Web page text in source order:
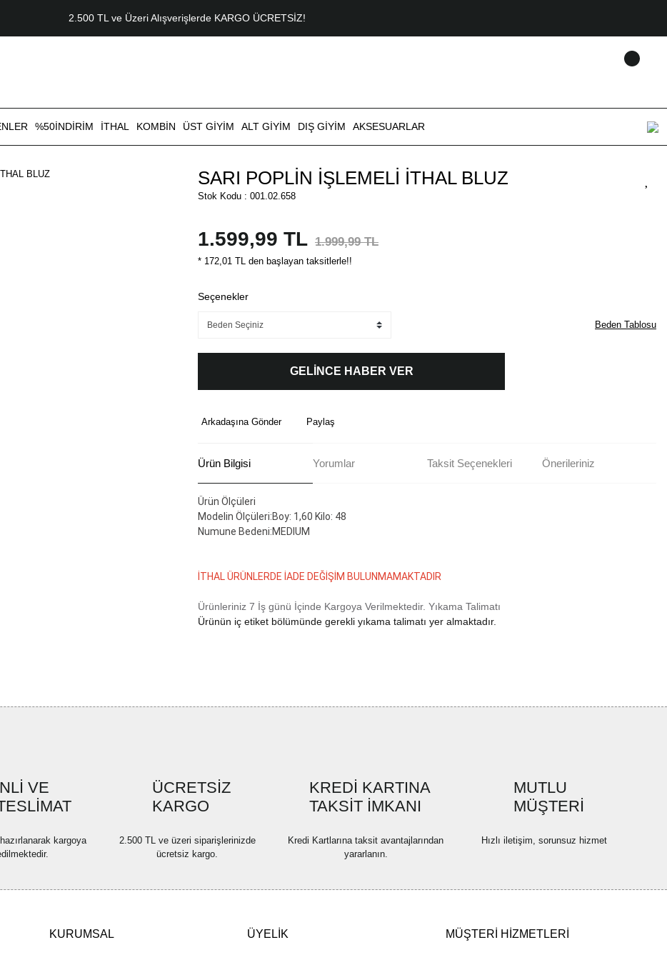
2.500 TL ve Üzeri Alışverişlerde KARGO ÜCRETSİZ!
%50İNDİRİM İTHAL KOMBİN ÜST GİYİM ALT GİYİM DIŞ GİYİM AKSESUARLAR
SARI POPLİN İŞLEMELİ İTHAL BLUZ
Stok Kodu : 001.02.658
1.599,99 TL 1.999,99 TL
* 172,01 TL den başlayan taksitlerle!!
Seçenekler
Beden Tablosu
GELİNCE HABER VER
Arkadaşına Gönder Paylaş
Ürün Bilgisi Yorumlar Taksit Seçenekleri Önerileriniz
Ürün Ölçüleri
Modelin Ölçüleri:Boy: 1,60 Kilo: 48
Numune Bedeni:MEDIUM
İTHAL ÜRÜNLERDE İADE DEĞİŞİM BULUNMAMAKTADIR
Ürünleriniz 7 İş günü İçinde Kargoya Verilmektedir. Yıkama Talimatı
Ürünün iç etiket bölümünde gerekli yıkama talimatı yer almaktadır.
Ürün fiyatı diğer sitelerden daha pahalı.
Bu ürüne benzer farklı alternatifler olmalı.
VE
kargoya
ÜCRETSİZ
KARGO
2.500 TL ve üzeri siparişlerinizde
ücretsiz kargo.
KREDİ KARTINA
TAKSİT İMKANI
Kredi Kartlarına taksit avantajlarından
yararlanın.
MUTLU
MÜŞTERİ
Hızlı iletişim, sorunsuz hizmet
KURUMSAL ÜYELİK MÜŞTERİ HİZMETLERİ